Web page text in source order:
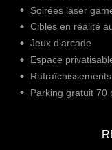
Soirées laser
Cibles en réalité
Jeux d'arcade
Espace
Rafraîchissements
Parking gratuit 70